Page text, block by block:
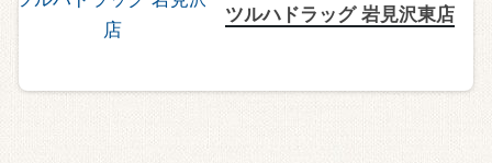
ツルハドラッグ 岩見沢東店